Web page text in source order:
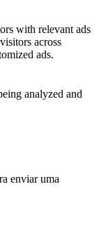
with relevant ads
across
ads.
analyzed and
enviar uma